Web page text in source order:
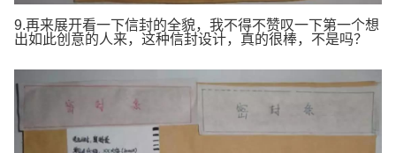
9.再来展开看一下信封的全貌，我不得不赞叹一下第一个想
出如此创意的人来，这种信封设计，真的很棒，不是吗？